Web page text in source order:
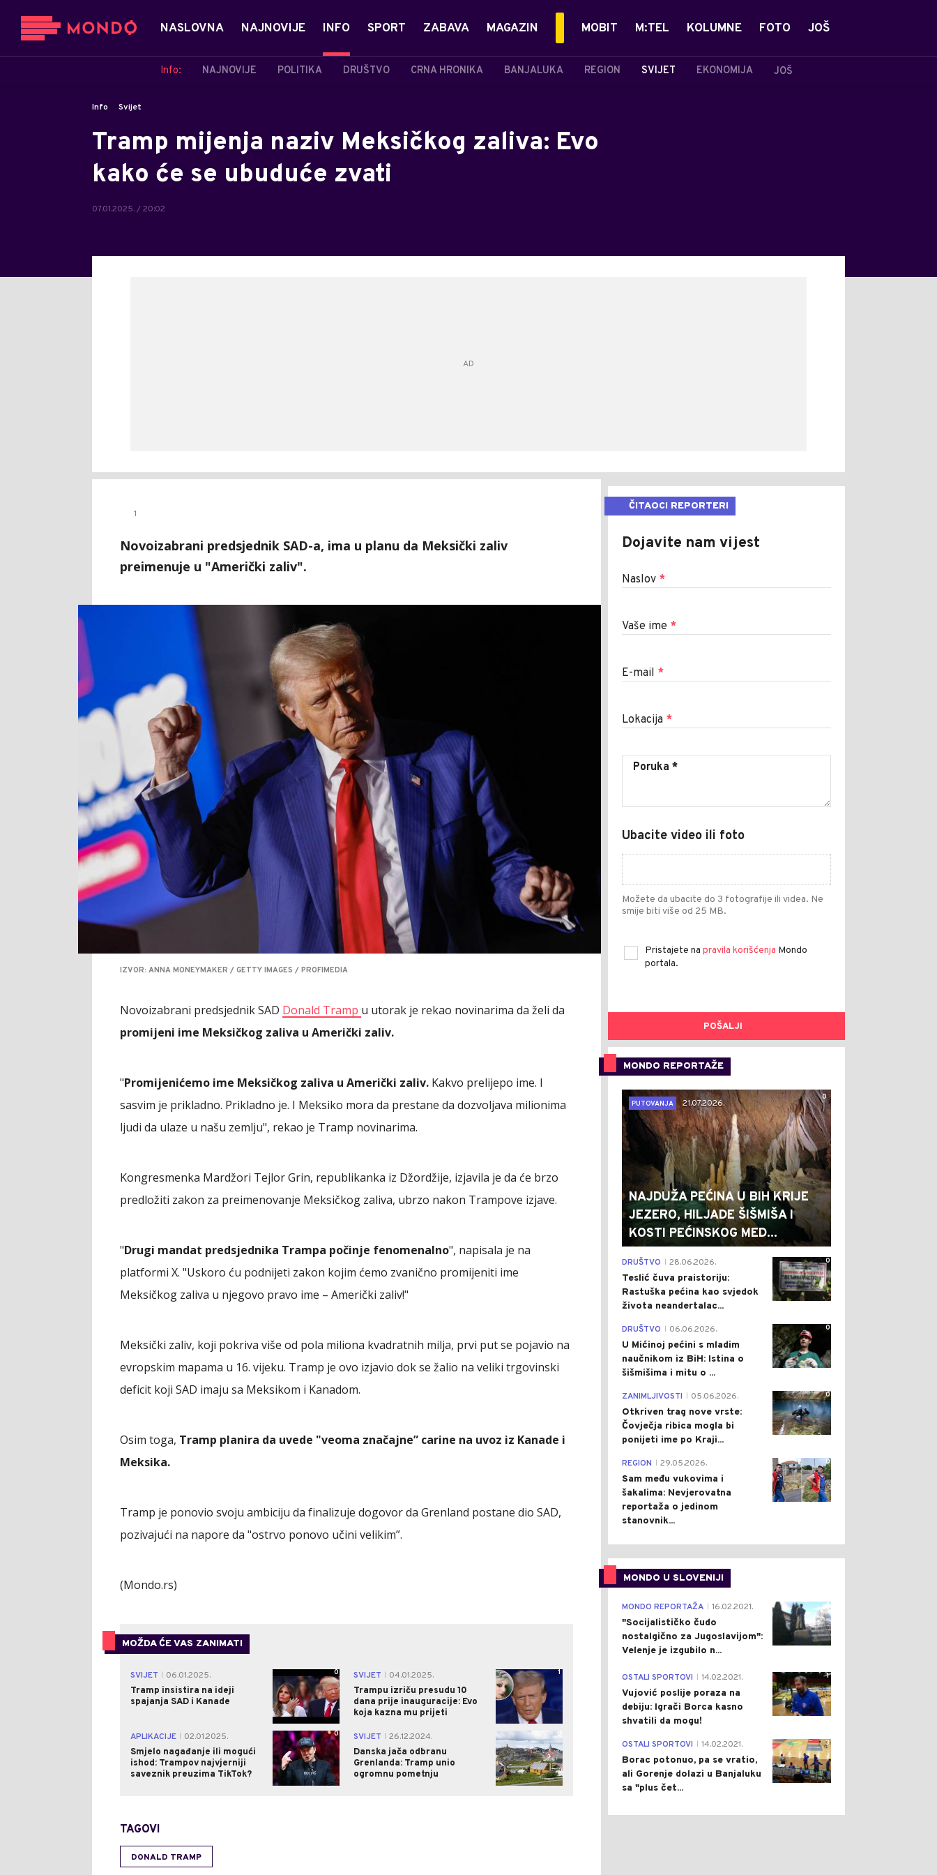
NASLOVNA NAJNOVIJE INFO
Info: NAJNOVIJE POLITIKA DRUŠTVO CRNA HRONIKA BANJALUKA REGION SVIJET EKONOMIJA JOŠ
SPORT ZABAVA MAGAZIN MOBIT M:TEL KOLUMNE FOTO JOŠ
Info Svijet
Tramp mijenja naziv Meksičkog zaliva: Evo
kako će se ubuduće zvati
07.01.2025. / 20:02
1
Novoizabrani predsjednik SAD-a, ima u planu da Meksički zaliv
preimenuje u "Američki zaliv".
IZVOR: ANNA MONEYMAKER / GETTY IMAGES / PROFIMEDIA
Novoizabrani predsjednik SAD Donald Tramp u utorak je rekao novinarima da želi da
promijeni ime Meksičkog zaliva u Američki zaliv.
"Promijenićemo ime Meksičkog zaliva u Američki zaliv. Kakvo prelijepo ime. I
sasvim je prikladno. Prikladno je. I Meksiko mora da prestane da dozvoljava milionima
ljudi da ulaze u našu zemlju", rekao je Tramp novinarima.
Kongresmenka Mardžori Tejlor Grin, republikanka iz Džordžije, izjavila je da će brzo
predložiti zakon za preimenovanje Meksičkog zaliva, ubrzo nakon Trampove izjave.
"Drugi mandat predsjednika Trampa počinje fenomenalno", napisala je na
platformi X. "Uskoro ću podnijeti zakon kojim ćemo zvanično promijeniti ime
Meksičkog zaliva u njegovo pravo ime – Američki zaliv!"
Meksički zaliv, koji pokriva više od pola miliona kvadratnih milja, prvi put se pojavio na
evropskim mapama u 16. vijeku. Tramp je ovo izjavio dok se žalio na veliki trgovinski
deficit koji SAD imaju sa Meksikom i Kanadom.
Osim toga, Tramp planira da uvede "veoma značajne” carine na uvoz iz Kanade i
Meksika.
Tramp je ponovio svoju ambiciju da finalizuje dogovor da Grenland postane dio SAD,
pozivajući na napore da "ostrvo ponovo učini velikim”.
(Mondo.rs)
MOŽDA ĆE VAS ZANIMATI
SVIJET
06.01.2025.
Tramp insistira na ideji
spajanja SAD i Kanade
0 SVIJET
04.01.2025.
Trampu izriču presudu 10
dana prije inauguracije: Evo
koja kazna mu prijeti
1
APLIKACIJE
02.01.2025.
Smjelo nagađanje ili mogući
ishod: Trampov najvjerniji
saveznik preuzima TikTok?
0 SVIJET
26.12.2024.
Danska jača odbranu
Grenlanda: Tramp unio
ogromnu pometnju
0
TAGOVI
DONALD TRAMP
ČITAOCI REPORTERI
Dojavite nam vijest
Naslov *
Vaše ime *
E-mail *
Lokacija *
Ubacite video ili foto
Možete da ubacite do 3 fotografije ili videa. Ne
smije biti više od 25 MB.
Pristajete na pravila korišćenja Mondo
portala.
POŠALJI
MONDO REPORTAŽE
0
PUTOVANJA
21.07.2026.
NAJDUŽA PEĆINA U BIH KRIJE
JEZERO, HILJADE ŠIŠMIŠA I
KOSTI PEĆINSKOG MED...
0
DRUŠTVO 28.06.2026.
Teslić čuva praistoriju:
Rastuška pećina kao svjedok
života neandertalac...
0
DRUŠTVO 06.06.2026.
U Mićinoj pećini s mladim
naučnikom iz BiH: Istina o
šišmišima i mitu o ...
0
ZANIMLJIVOSTI 05.06.2026.
Otkriven trag nove vrste:
Čovječja ribica mogla bi
ponijeti ime po Kraji...
0
REGION 29.05.2026.
Sam među vukovima i
šakalima: Nevjerovatna
reportaža o jedinom
stanovnik...
MONDO U SLOVENIJI
4
MONDO REPORTAŽA 16.02.2021.
"Socijalističko čudo
nostalgično za Jugoslavijom":
Velenje je izgubilo n...
1
OSTALI SPORTOVI 14.02.2021.
Vujović poslije poraza na
debiju: Igrači Borca kasno
shvatili da mogu!
3
OSTALI SPORTOVI 14.02.2021.
Borac potonuo, pa se vratio,
ali Gorenje dolazi u Banjaluku
sa "plus čet...